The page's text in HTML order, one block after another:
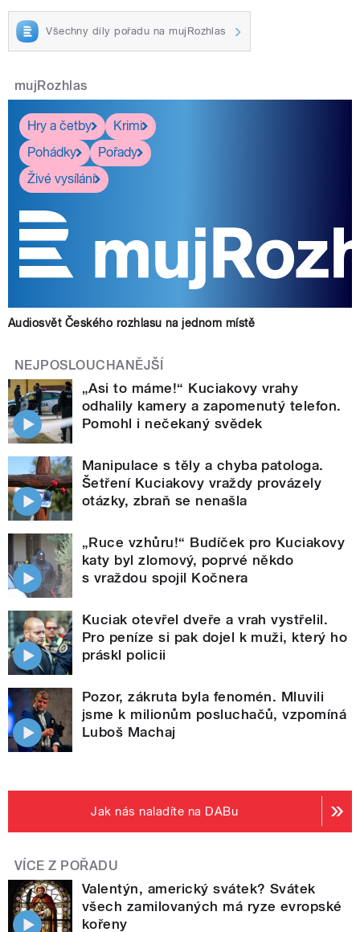
Všechny díly pořadu na mujRozhlas
mujRozhlas
Hry a četby
Krimi
Pohádky
Pořady
Živé vysílání
Audiosvět Českého rozhlasu na jednom místě
NEJPOSLOUCHANĚJŠÍ
„Asi to máme!“ Kuciakovy vrahy
odhalily kamery a zapomenutý telefon.
Pomohl i nečekaný svědek
Manipulace s těly a chyba patologa.
Šetření Kuciakovy vraždy provázely
otázky, zbraň se nenašla
„Ruce vzhůru!“ Budíček pro Kuciakovy
katy byl zlomový, poprvé někdo
s vraždou spojil Kočnera
Kuciak otevřel dveře a vrah vystřelil.
Pro peníze si pak dojel k muži, který ho
práskl policii
Pozor, zákruta byla fenomén. Mluvili
jsme k milionům posluchačů, vzpomíná
Luboš Machaj
Jak nás naladíte na DABu
VÍCE Z POŘADU
Valentýn, americký svátek? Svátek
všech zamilovaných má ryze evropské
kořeny